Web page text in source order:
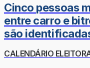
Cinco pessoas
entre carro e
são
CALENDÁRIO